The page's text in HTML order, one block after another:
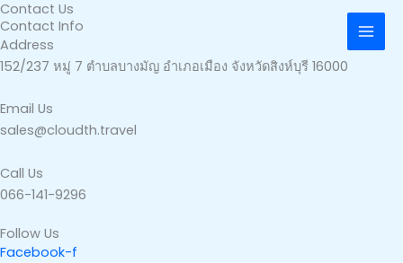
Skip
to
content
Contact Us
Contact Info
Address​
152/237 หมู่ 7 ตำบลบางมัญ อำเภอเมือง จังหวัดสิงห์บุรี 16000
Email Us
sales@cloudth.travel
Call Us
066-141-9296
Follow Us
Facebook-f